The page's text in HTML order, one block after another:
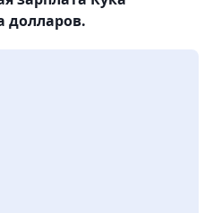
долларов.